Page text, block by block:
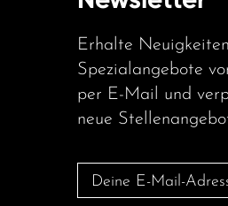
Erhalte
Spezialangebote
per E-Mail und
neue
Deine
E-